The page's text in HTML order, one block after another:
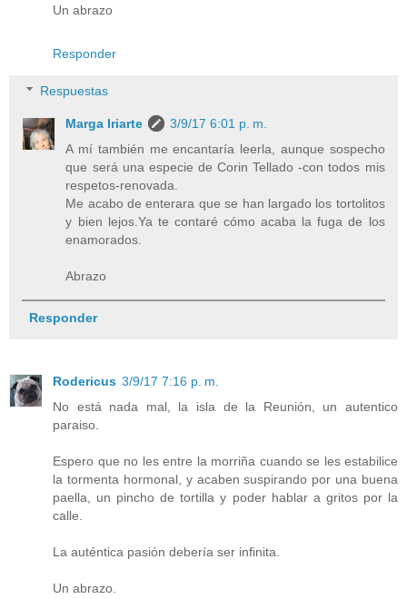
Un abrazo
Responder
Respuestas
Marga Iriarte
3/9/17 6:01 p. m.
A mí también me encantaría leerla, aunque sospecho
que será una especie de Corin Tellado -con todos mis
respetos-renovada.
Me acabo de enterara que se han largado los tortolitos
y bien lejos.Ya te contaré cómo acaba la fuga de los
enamorados.
Abrazo
Responder
Rodericus 3/9/17 7:16 p. m.
No está nada mal, la isla de la Reunión, un autentico
paraiso.
Espero que no les entre la morriña cuando se les estabilice
la tormenta hormonal, y acaben suspirando por una buena
paella, un pincho de tortilla y poder hablar a gritos por la
calle.
La auténtica pasión debería ser infinita.
Un abrazo.